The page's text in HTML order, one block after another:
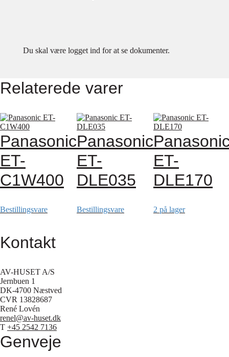
Du skal være logget ind for at se dokumenter.
Relaterede varer
Panasonic
ET-
C1W400
Bestillingsvare
Panasonic
ET-
DLE035
Bestillingsvare
ET-
DLE170
2 på lager
Kontakt
AV-HUSET A/S
Jernbuen 1
DK-4700 Næstved
CVR 13828687
René Lovén
renel@av-huset.dk
T +45 2542 7136
Genveje